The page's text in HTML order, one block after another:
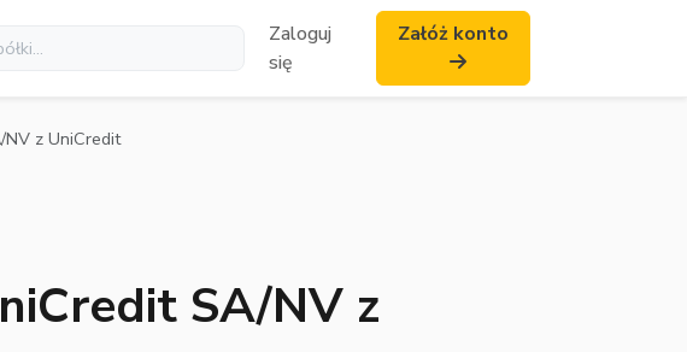
Zaloguj
się
Załóż konto
NV z UniCredit
SA/NV z